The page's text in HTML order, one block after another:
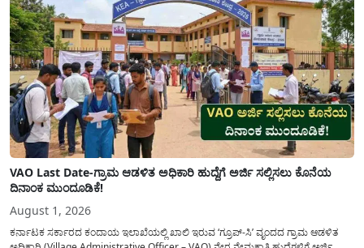
VAO Last Date-ಗ್ರಾಮ ಆಡಳಿತ ಅಧಿಕಾರಿ ಹುದ್ದೆಗೆ ಅರ್ಜಿ ಸಲ್ಲಿಸಲು ಕೊನೆಯ
ದಿನಾಂಕ ಮುಂದೂಡಿಕೆ!
August 1, 2026
ಕರ್ನಾಟಕ ಸರ್ಕಾರದ ಕಂದಾಯ ಇಲಾಖೆಯಲ್ಲಿ ಖಾಲಿ ಇರುವ ‘ಗ್ರೂಪ್-ಸಿ’ ವೃಂದದ ಗ್ರಾಮ ಆಡಳಿತ